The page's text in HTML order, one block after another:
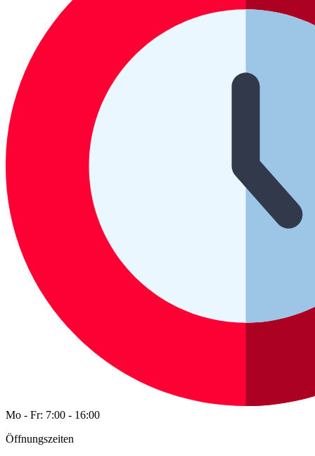
Mo - Fr: 7:00 - 16:00
Öffnungszeiten